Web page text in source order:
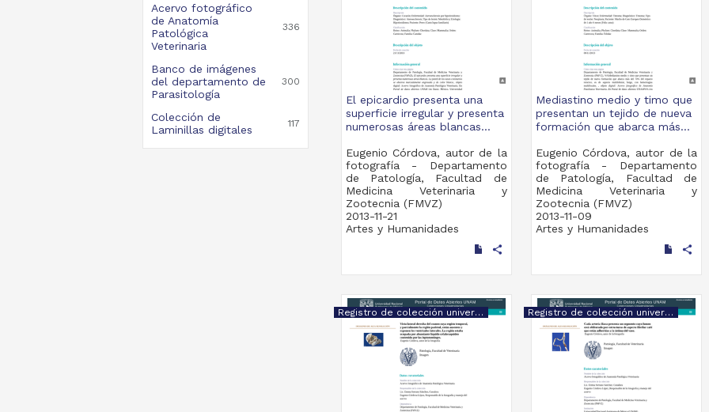
Acervo fotográfico
de Anatomía
Patológica
Veterinaria
336
Banco de imágenes
del departamento de
Parasitología
300
Colección de
Laminillas digitales
117
El epicardio presenta una
superficie irregular y presenta
numerosas áreas blancas...
Eugenio Córdova, autor de la
fotografía - Departamento
de Patología, Facultad de
Medicina Veterinaria y
Zootecnia (FMVZ)
2013-11-21
Artes y Humanidades
share
Mediastino medio y timo que
presentan un tejido de nueva
formación que abarca más...
Eugenio Córdova, autor de la
fotografía - Departamento
de Patología, Facultad de
Medicina Veterinaria y
Zootecnia (FMVZ)
2013-11-09
Artes y Humanidades
share
Registro de colección universitaria Registro de colección universitaria